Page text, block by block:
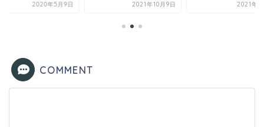
2020年5月9日 2021年10月9日 2021年9
COMMENT